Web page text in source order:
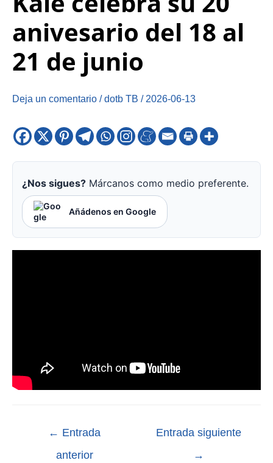
anivesario del 18 al
21 de junio
Deja un comentario /dotb TB / 2026-06-13
¿Nos sigues? Márcanos como medio preferente.
Añádenos en Google
← Entrada
anterior
Entrada siguiente
→